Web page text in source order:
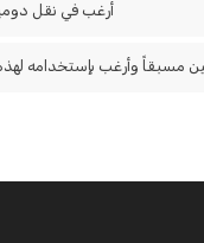
أرغب في نقل
مسبقاً وأرغب بإستخدامه